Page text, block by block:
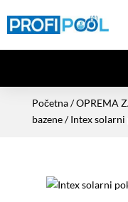
Početna/OPREMA
bazene/ Intex solarni